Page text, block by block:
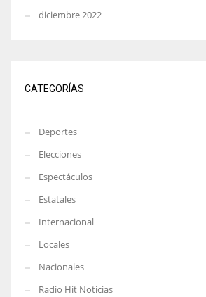
diciembre 2022
CATEGORÍAS
Deportes
Elecciones
Espectáculos
Estatales
Internacional
Locales
Nacionales
Radio Hit Noticias